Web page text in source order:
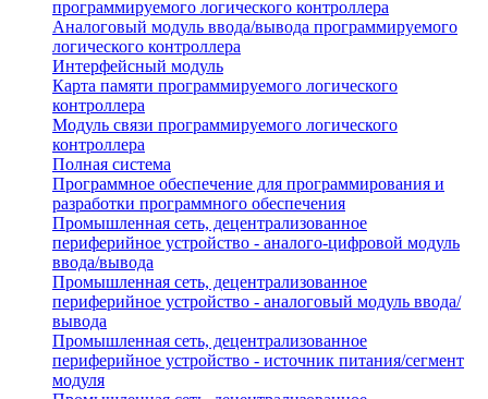
программируемого логического контроллера
Аналоговый модуль ввода/вывода программируемого
логического контроллера
Интерфейсный модуль
Карта памяти программируемого логического
контроллера
Модуль связи программируемого логического
контроллера
Полная система
Программное обеспечение для программирования и
разработки программного обеспечения
Промышленная сеть, децентрализованное
периферийное устройство - аналого-цифровой модуль
ввода/вывода
Промышленная сеть, децентрализованное
периферийное устройство - аналоговый модуль ввода/
вывода
Промышленная сеть, децентрализованное
периферийное устройство - источник питания/сегмент
модуля